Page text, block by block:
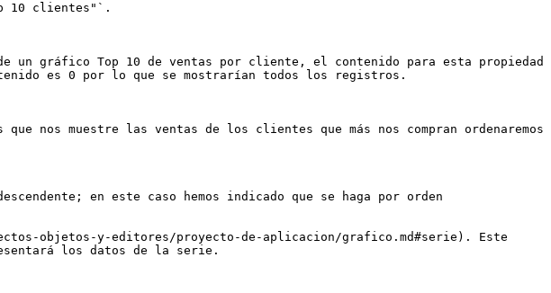
10 clientes"`.
un gráfico Top 10 de ventas por cliente, el contenido para esta propiedad
es 0 por lo que se mostrarían todos los registros.
nos muestre las ventas de los clientes que más nos compran ordenaremos
en este caso hemos indicado que se haga por orden
objetos-y-editores/proyecto-de-aplicacion/grafico.md#serie). Este
los datos de la serie.